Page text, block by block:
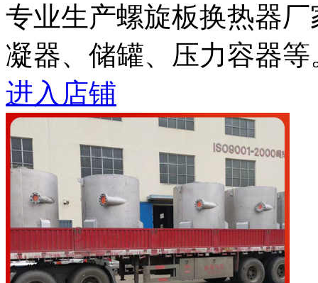
专业生产螺旋板换热器
凝器、储罐、压力容器等
进入店铺